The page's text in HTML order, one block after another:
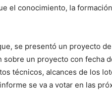
el conocimiento, la
se presentó un proyecto
un proyecto con fecha
técnicos, alcances de los
se va a votar en las